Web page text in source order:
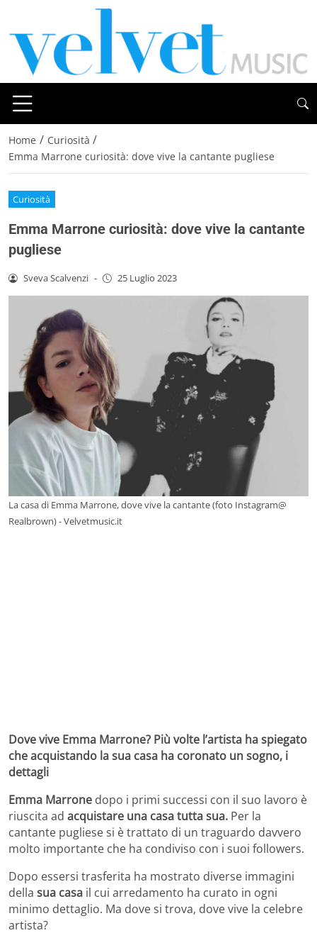
Home / Curiosità /
Emma Marrone curiosità: dove vive la cantante pugliese
Curiosità
Emma Marrone curiosità: dove vive la cantante
pugliese
Sveva Scalvenzi - 25 Luglio 2023
La casa di Emma Marrone, dove vive la cantante (foto Instagram@
Realbrown) - Velvetmusic.it
Dove vive Emma Marrone? Più volte l’artista ha spiegato
che acquistando la sua casa ha coronato un sogno, i
dettagli
Emma Marrone dopo i primi successi con il suo lavoro è
riuscita ad acquistare una casa tutta sua. Per la
cantante pugliese si è trattato di un traguardo davvero
molto importante che ha condiviso con i suoi followers.
Dopo essersi trasferita ha mostrato diverse immagini
della sua casa il cui arredamento ha curato in ogni
minimo dettaglio. Ma dove si trova, dove vive la celebre
artista?